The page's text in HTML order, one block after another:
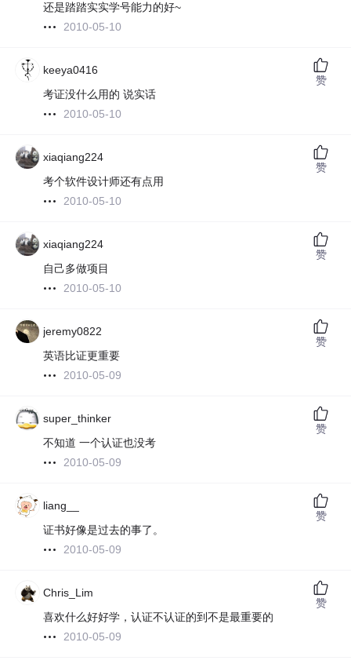
还是踏踏实实学号能力的好~
2010-05-10
keeya0416
考证没什么用的 说实话
2010-05-10
赞
xiaqiang224
考个软件设计师还有点用
2010-05-10
赞
xiaqiang224
自己多做项目
2010-05-10
赞
jeremy0822
英语比证更重要
2010-05-09
赞
super_thinker
不知道 一个认证也没考
2010-05-09
赞
liang__
证书好像是过去的事了。
2010-05-09
赞
Chris_Lim
喜欢什么好好学，认证不认证的到不是最重要的
2010-05-09
赞